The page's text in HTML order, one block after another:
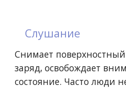
Слушание
Снимает
заряд, освобождает
состояние. Часто люди